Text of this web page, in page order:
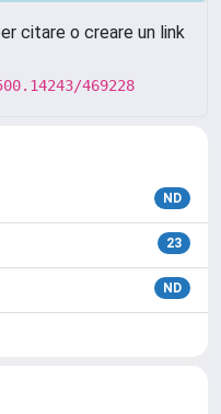
citare o creare un link
469228
ND
23
ND